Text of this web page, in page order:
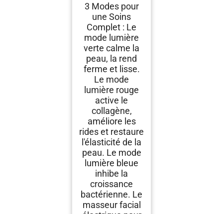
Électrique pour Lifting
Visage et Double
Menton 3 Modes LED -
Chauffage à 45℃ EMS
pour Raffermissement
du Visage et du Cou -
Anti-Âge pour Femmes
3 Modes pour
une Soins
Complet : Le
mode lumière
verte calme la
peau, la rend
ferme et lisse.
Le mode
lumière rouge
active le
collagène,
améliore les
rides et restaure
l'élasticité de la
peau. Le mode
lumière bleue
inhibe la
croissance
bactérienne. Le
masseur facial